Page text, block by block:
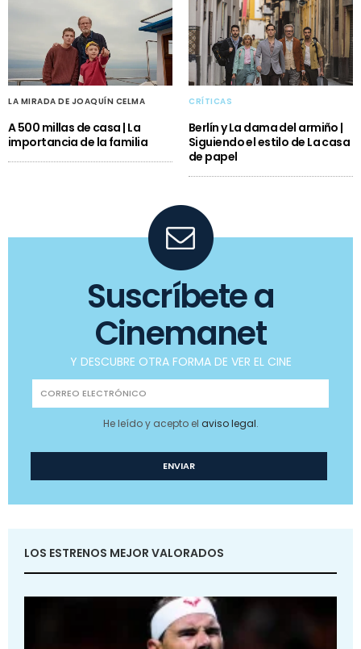
LA MIRADA DE JOAQUÍN CELMA
A 500 millas de casa | La
importancia de la familia
CRÍTICAS
Berlín y La dama del armiño |
Siguiendo el estilo de La casa
de papel
Suscríbete a
Cinemanet
Y DESCUBRE OTRA FORMA DE VER EL CINE
He leído y acepto el aviso legal.
LOS ESTRENOS MEJOR VALORADOS